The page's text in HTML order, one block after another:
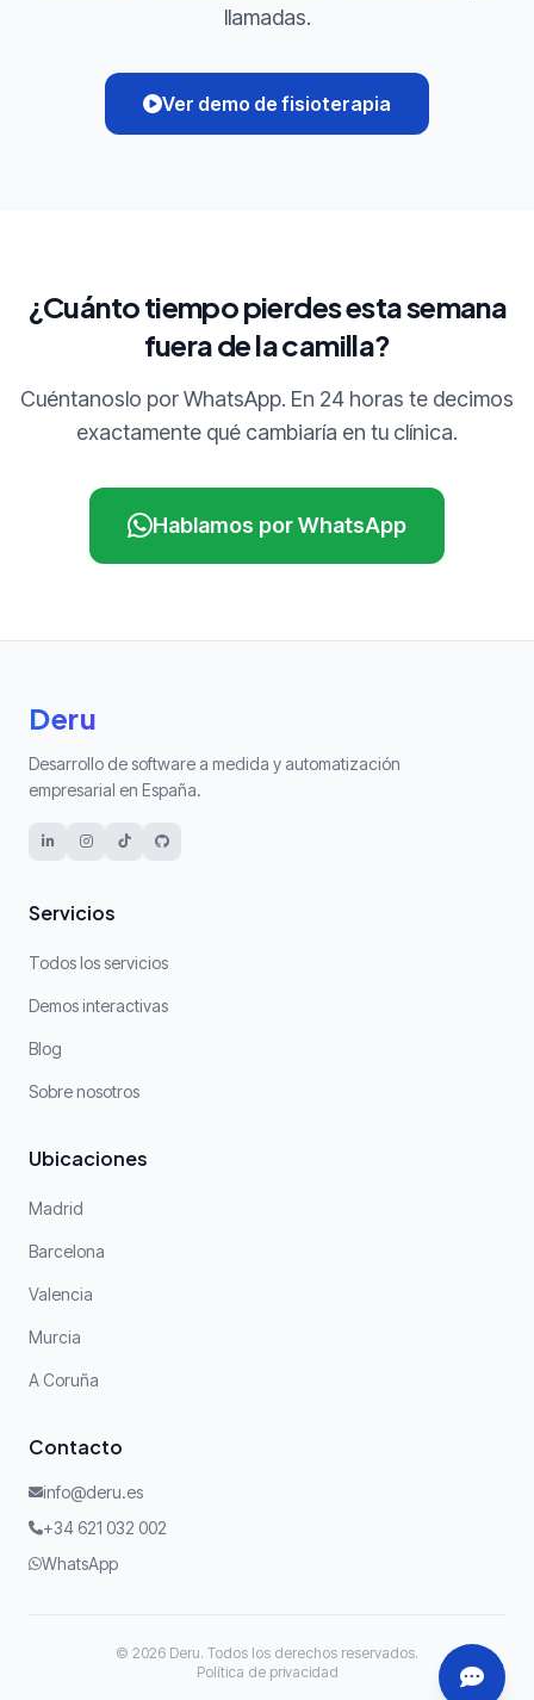
llamadas.
Ver demo de fisioterapia
¿Cuánto tiempo pierdes esta semana
fuera de la camilla?
Cuéntanoslo por WhatsApp. En 24 horas te decimos
exactamente qué cambiaría en tu clínica.
Hablamos por WhatsApp
Deru
Desarrollo de software a medida y automatización
empresarial en España.
Servicios
Todos los servicios
Demos interactivas
Blog
Sobre nosotros
Ubicaciones
Madrid
Barcelona
Valencia
Murcia
A Coruña
Contacto
info@deru.es
+34 621 032 002
WhatsApp
© 2026 Deru. Todos los derechos reservados.
Política de privacidad